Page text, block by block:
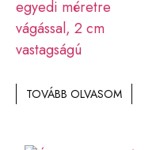
egyedi méretre
vágással, 2 cm
vastagságú
TOVÁBB OLVASOM